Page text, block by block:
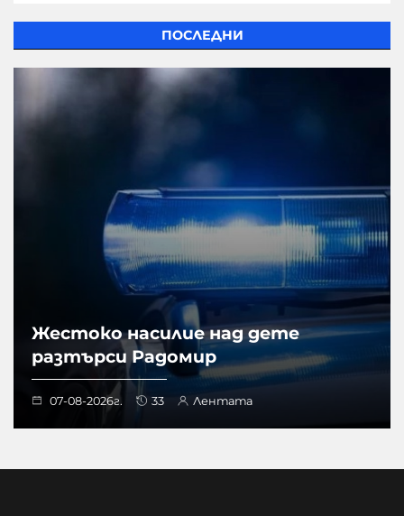
ПОСЛЕДНИ
Жестоко насилие над дете
разтърси Радомир
07-08-2026г. 33 Лентата